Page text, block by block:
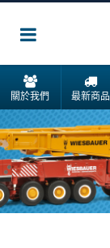
關於我們 最新商品